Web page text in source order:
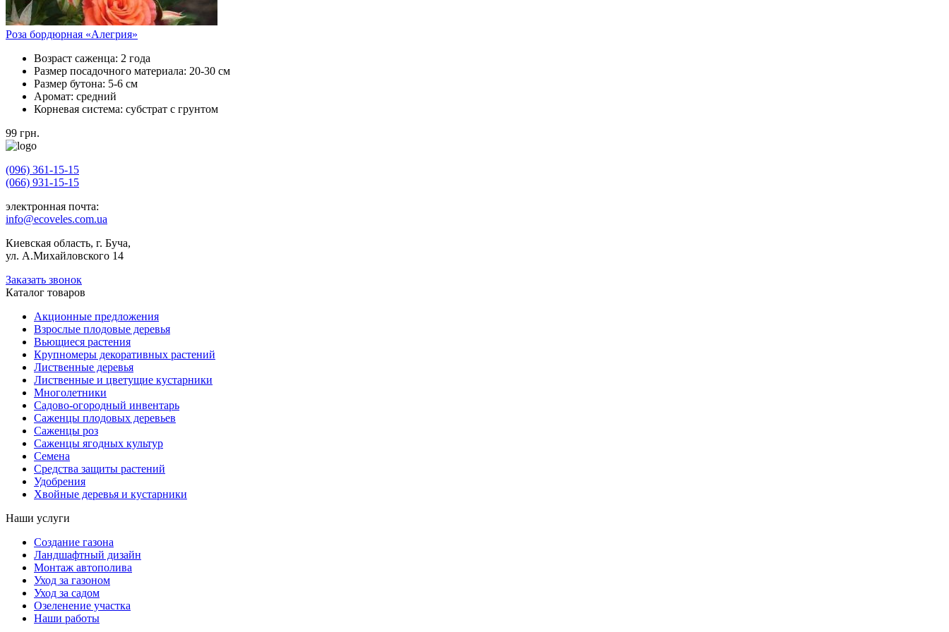
Роза бордюрная «Алегрия»
Возраст саженца: 2 года
Размер посадочного материала: 20-30 см
Размер бутона: 5-6 см
Аромат: средний
Корневая система: субстрат с грунтом
99 грн.
(096) 361-15-15
(066) 931-15-15
электронная почта:
info@ecoveles.com.ua
Киевская область, г. Буча,
ул. А.Михайловского 14
Заказать звонок
Каталог товаров
Акционные предложения
Взрослые плодовые деревья
Вьющиеся растения
Крупномеры декоративных растений
Лиственные деревья
Лиственные и цветущие кустарники
Многолетники
Садово-огородный инвентарь
Саженцы плодовых деревьев
Саженцы роз
Саженцы ягодных культур
Семена
Средства защиты растений
Удобрения
Хвойные деревья и кустарники
Наши услуги
Создание газона
Ландшафтный дизайн
Монтаж автополива
Уход за газоном
Уход за садом
Озеленение участка
Наши работы